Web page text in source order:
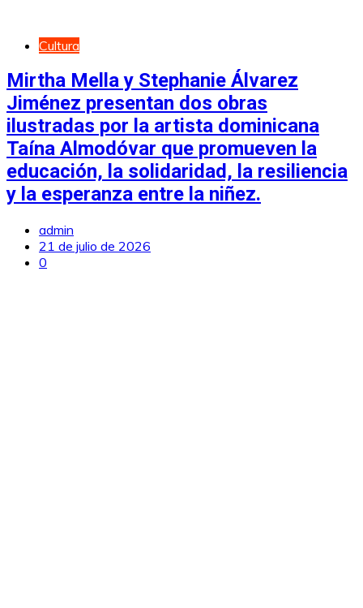
Cultura
Mirtha Mella y Stephanie Álvarez
Jiménez presentan dos obras
ilustradas por la artista dominicana
Taína Almodóvar que promueven la
educación, la solidaridad, la resiliencia
y la esperanza entre la niñez.
admin
21 de julio de 2026
0